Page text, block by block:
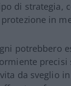
di strategia,
in
potrebbero
da sveglio